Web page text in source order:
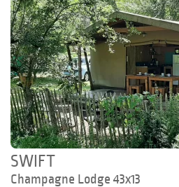
SWIFT
Champagne Lodge 43x13